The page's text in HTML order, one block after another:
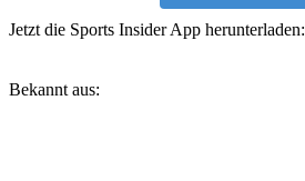
Jetzt die Sports Insider App herunterladen:
Bekannt aus: